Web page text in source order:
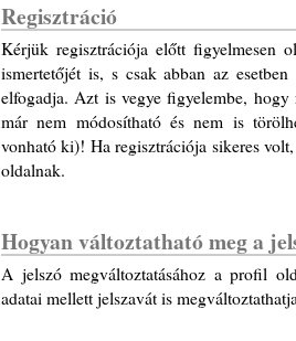
Regisztráció
Kérjük regisztrációja előtt figyelmesen
ismertetőjét is, s csak abban az
elfogadja. Azt is vegye figyelembe,
már nem módosítható és nem is
vonható ki)! Ha regisztrációja sikeres
oldalnak.
Hogyan változtatható meg a
A jelszó megváltoztatásához a profil
adatai mellett jelszavát is